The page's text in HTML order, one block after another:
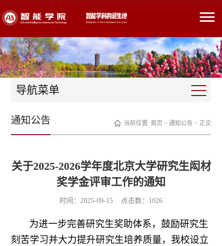
导航菜单
当前位置: 首页 > 通知公告> 正文
通知公告
关于2025-2026学年度北京大学研究生闳材
奖学金评审工作的通知
时间：2025-09-15 点击数： 1026
为进一步完善研究生奖助体系，鼓励研究生
刻苦学习并大力提升研究生培养质量，我校设立